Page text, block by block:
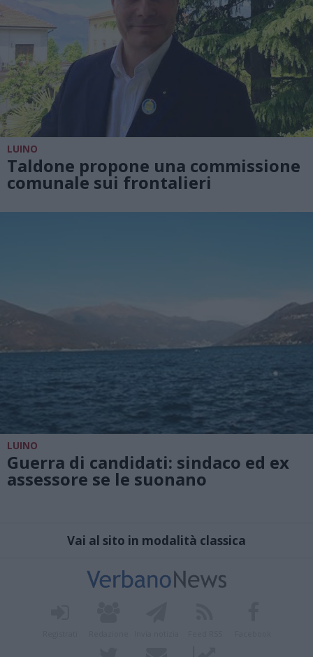
LUINO
Taldone propone una commissione
comunale sui frontalieri
LUINO
Guerra di candidati: sindaco ed ex
assessore se le suonano
Vai al sito in modalità classica